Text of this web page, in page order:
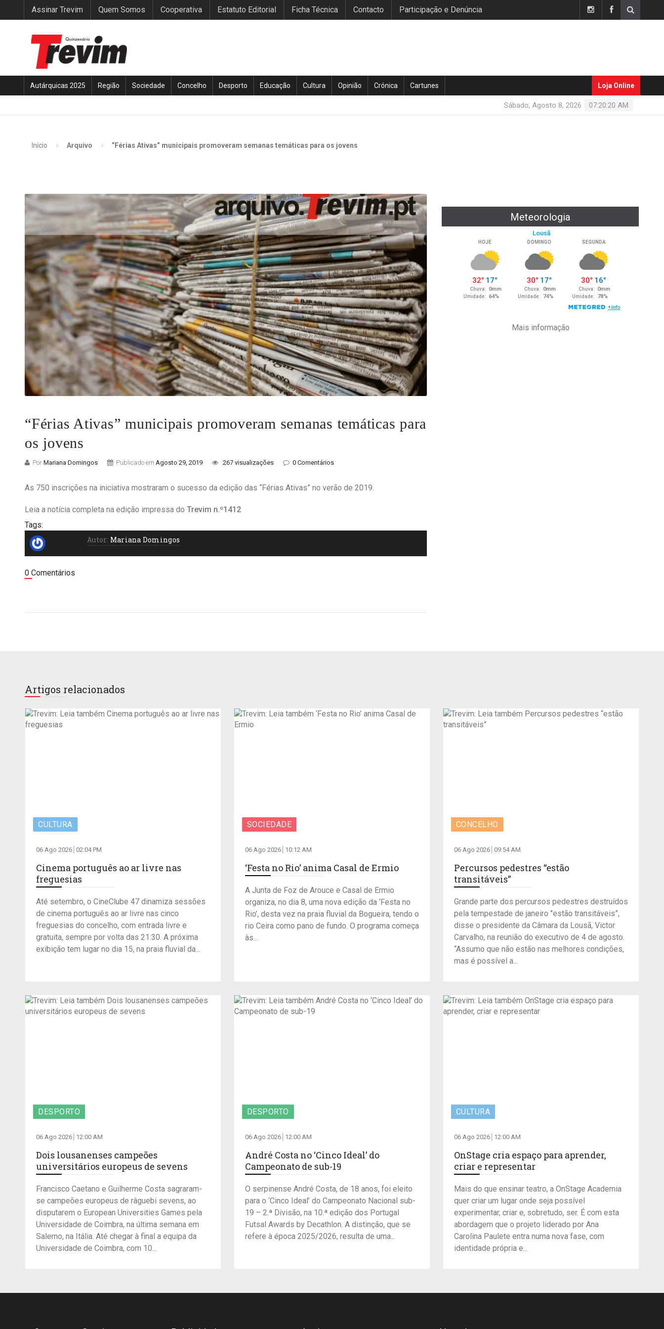
Assinar Trevim Quem Somos Cooperativa Estatuto Editorial Ficha Técnica Contacto Participação e Denúncia
Autárquicas 2025 Região Sociedade Concelho Desporto Educação Cultura Opinião Crónica Cartunes Loja Online
07:20:20 AM
Sábado, Agosto 8, 2026
Início Arquivo “Férias Ativas” municipais promoveram semanas temáticas para os jovens
“Férias Ativas” municipais promoveram semanas temáticas para
os jovens
Por Mariana Domingos Publicado em Agosto 29, 2019 267 visualizações 0 Comentários
As 750 inscrições na iniciativa mostraram o sucesso da edição das “Férias Ativas” no verão de 2019.
Leia a notícia completa na edição impressa do Trevim n.º1412
Tags:
Autor: Mariana Domingos
0 Comentários
Meteorologia
Mais informação
Artigos relacionados
CULTURA
06 Ago 2026 02:04 PM
Cinema português ao ar livre nas
freguesias
Até setembro, o CineClube 47 dinamiza sessões
de cinema português ao ar livre nas cinco
freguesias do concelho, com entrada livre e
gratuita, sempre por volta das 21:30. A próxima
exibição tem lugar no dia 15, na praia fluvial da...
SOCIEDADE
06 Ago 2026 10:12 AM
‘Festa no Rio’ anima Casal de Ermio
A Junta de Foz de Arouce e Casal de Ermio
organiza, no dia 8, uma nova edição da ‘Festa no
Rio’, desta vez na praia fluvial da Bogueira, tendo o
rio Ceira como pano de fundo. O programa começa
às...
CONCELHO
06 Ago 2026 09:54 AM
Percursos pedestres “estão
transitáveis”
Grande parte dos percursos pedestres destruídos
pela tempestade de janeiro "estão transitáveis”,
disse o presidente da Câmara da Lousã, Victor
Carvalho, na reunião do executivo de 4 de agosto.
“Assumo que não estão nas melhores condições,
mas é possível a...
DESPORTO
06 Ago 2026 12:00 AM
Dois lousanenses campeões
universitários europeus de sevens
Francisco Caetano e Guilherme Costa sagraram-
se campeões europeus de râguebi sevens, ao
disputarem o European Universities Games pela
Universidade de Coimbra, na última semana em
Salerno, na Itália. Até chegar à final a equipa da
Universidade de Coimbra, com 10...
DESPORTO
06 Ago 2026 12:00 AM
André Costa no ‘Cinco Ideal’ do
Campeonato de sub-19
O serpinense André Costa, de 18 anos, foi eleito
para o ‘Cinco Ideal’ do Campeonato Nacional sub-
19 – 2.ª Divisão, na 10.ª edição dos Portugal
Futsal Awards by Decathlon. A distinção, que se
refere à época 2025/2026, resulta de uma...
CULTURA
06 Ago 2026 12:00 AM
OnStage cria espaço para aprender,
criar e representar
Mais do que ensinar teatro, a OnStage Academia
quer criar um lugar onde seja possível
experimentar, criar e, sobretudo, ser. É com esta
abordagem que o projeto liderado por Ana
Carolina Paulete entra numa nova fase, com
identidade própria e...